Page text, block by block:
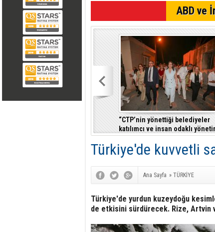
ABD ve
“CTP’nin yönettiği belediyeler
katılımcı ve insan odaklı
anlayışıyla fark yaratıyor”
Türkiye'de kuvvetli
Ana Sayfa » TÜRKİYE
Türkiye'de yurdun kuzeydoğu
de etkisini sürdürecek. Rize, Artvin